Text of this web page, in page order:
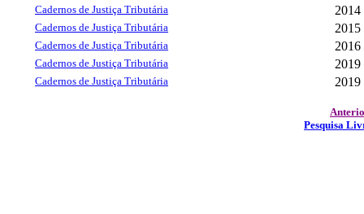
Cadernos de Justiça Tributária 2014
Cadernos de Justiça Tributária 2015
Cadernos de Justiça Tributária 2016
Cadernos de Justiça Tributária 2019
Cadernos de Justiça Tributária 2019
Pesquisa